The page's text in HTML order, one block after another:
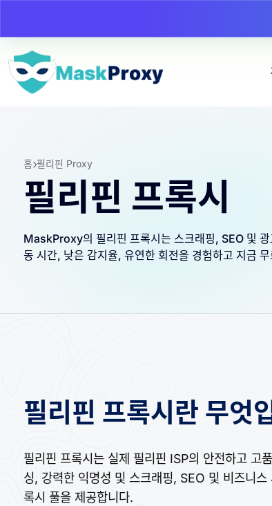
홈 필리핀 Proxy
필리핀 프록시
MaskProxy의 필리핀 프록시는 스크래핑, SEO 및
동 시간, 낮은 감지율, 유연한 회전을 경험하고 지금
필리핀 프록시란 무엇
필리핀 프록시는 실제 필리핀 ISP의 안전하고
싱, 강력한 익명성 및 스크래핑, SEO 및 비즈니
록시 풀을 제공합니다.